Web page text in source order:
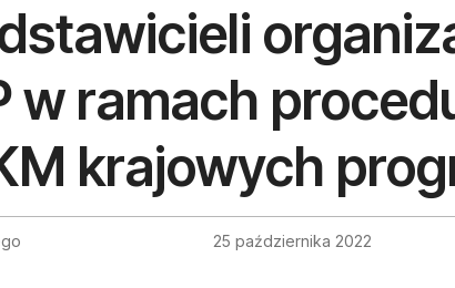
w ramach
krajowych
25 października 2022